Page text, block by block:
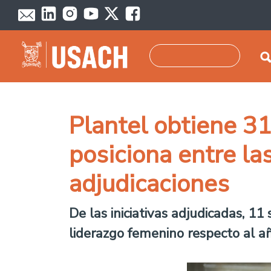
Pasar al contenido principal
Plantel obtiene
posiciona entre
adjudicaciones
De las iniciativas adjudicadas,
liderazgo femenino respecto al